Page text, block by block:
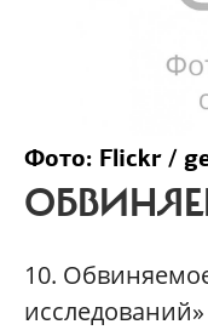
Фото: Flickr /
10.